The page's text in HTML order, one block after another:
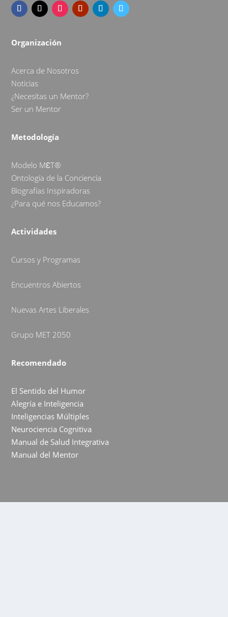
Organización
Acerca de Nosotros
Noticias
¿Necesitas un Mentor?
Ser un Mentor
Metodología
Modelo MƐT®
Ontología de la Conciencia
Biografías Inspiradoras
¿Para qué nos Educamos?
Actividades
Cursos y Programas
Encuentros Abiertos
Nuevas Artes Liberales
Grupo MET 2050
Recomendado
El Sentido del Humor
Alegría e Inteligencia
Inteligencias Múltiples
Neurociencia Cognitiva
Manual de Salud Integrativa
Manual del Mentor